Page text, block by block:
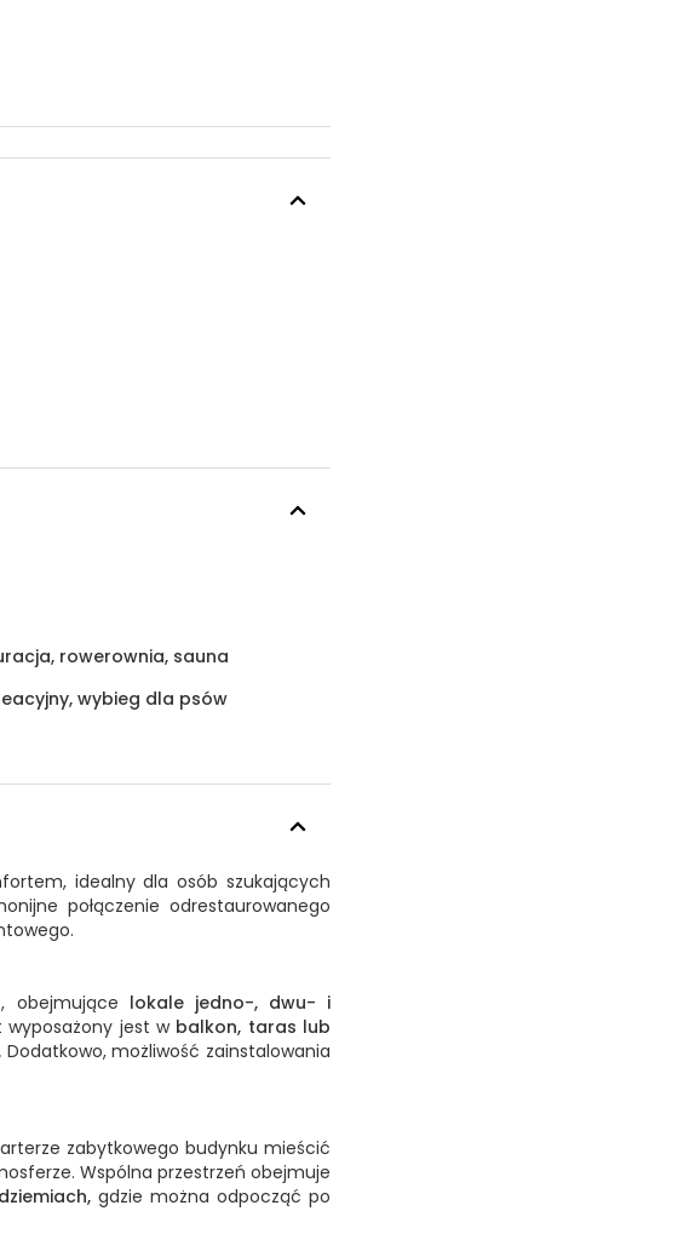
rowerownia, sauna
wybieg dla psów
idealny dla osób szukających
połączenie odrestaurowanego
obejmujące lokale jedno-, dwu- i
jest w balkon, taras lub
Dodatkowo, możliwość zainstalowania
zabytkowego budynku mieścić
Wspólna przestrzeń obejmuje
gdzie można odpocząć po